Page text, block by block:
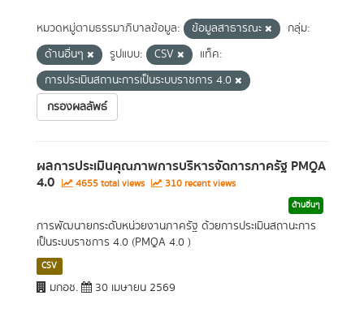
หมวดหมู่ตามธรรมาภิบาลข้อมูล: ข้อมูลสาธารณะ
กลุ่ม:
ด้านอื่นๆ
รูปแบบ: CSV
แท็ค:
การประเมินสถานะการเป็นระบบราชการ 4.0
กรองผลลัพธ์
ผลการประเมินคุณภาพการบริหารจัดการภาครัฐ PMQA
4.0 4655 total views 310 recent views
ด้านอื่นๆ
การพัฒนายกระดับหน่วยงานภาครัฐ ด้วยการประเมินสถานะการ
เป็นระบบราชการ 4.0 (PMQA 4.0 )
CSV
มกอช. 30 เมษายน 2569